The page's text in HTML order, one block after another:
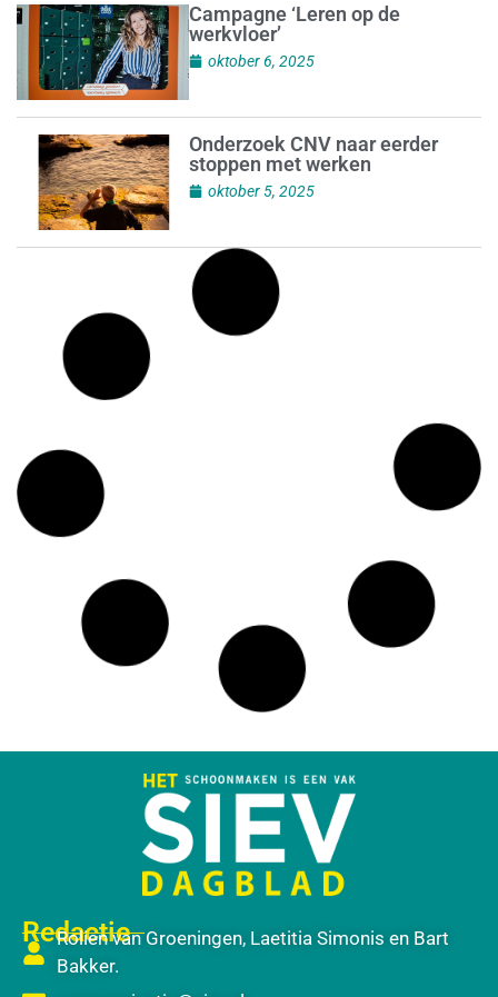
Campagne ‘Leren op de
werkvloer’
oktober 6, 2025
Onderzoek CNV naar eerder
stoppen met werken
oktober 5, 2025
Redactie
Rolien van Groeningen, Laetitia Simonis en Bart
Bakker.